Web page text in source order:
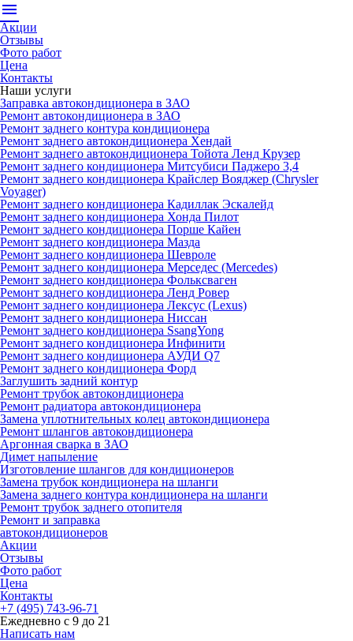
menu
Акции
Отзывы
Фото работ
Цена
Контакты
Наши услуги
Заправка автокондиционера в ЗАО
Ремонт автокондиционера в ЗАО
Ремонт заднего контура кондиционера
Ремонт заднего автокондиционера Хендай
Ремонт заднего автокондиционера Тойота Ленд Крузер
Ремонт заднего кондиционера Митсубиси Паджеро 3,4
Ремонт заднего кондиционера Крайслер Вояджер (Chrysler
Voyager)
Ремонт заднего кондиционера Кадиллак Эскалейд
Ремонт заднего кондиционера Хонда Пилот
Ремонт заднего кондиционера Порше Кайен
Ремонт заднего кондиционера Мазда
Ремонт заднего кондиционера Шевроле
Ремонт заднего кондиционера Мерседес (Mercedes)
Ремонт заднего кондиционера Фольксваген
Ремонт заднего кондиционера Ленд Ровер
Ремонт заднего кондиционера Лексус (Lexus)
Ремонт заднего кондиционера Ниссан
Ремонт заднего кондиционера SsangYong
Ремонт заднего кондиционера Инфинити
Ремонт заднего кондиционера АУДИ Q7
Ремонт заднего кондиционера Форд
Заглушить задний контур
Ремонт трубок автокондиционера
Ремонт радиатора автокондиционера
Замена уплотнительных колец автокондиционера
Ремонт шлангов автокондиционера
Аргонная сварка в ЗАО
Димет напыление
Изготовление шлангов для кондиционеров
Замена трубок кондиционера на шланги
Замена заднего контура кондиционера на шланги
Ремонт трубок заднего отопителя
Ремонт и заправка
автокондиционеров
Акции
Отзывы
Фото работ
Цена
Контакты
+7 (495) 743-96-71
Ежедневно с 9 до 21
Написать нам